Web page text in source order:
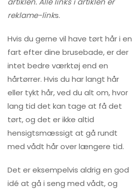
reklame-links.
Hvis du gerne vil have tørt hår i en
fart efter dine brusebade, er der
intet bedre værktøj end en
hårtørrer. Hvis du har langt hår
eller tykt hår, ved du alt om, hvor
lang tid det kan tage at få det
tørt, og det er ikke altid
hensigtsmæssigt at gå rundt
med vådt hår over længere tid.
Det er eksempelvis aldrig en god
idé at gå i seng med vådt, og